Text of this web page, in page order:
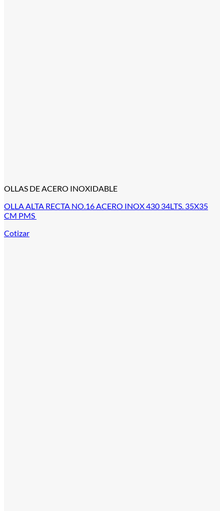
OLLAS DE ACERO INOXIDABLE
OLLA ALTA RECTA NO.16 ACERO INOX 430 34LTS. 35X35
CM PMS
Cotizar